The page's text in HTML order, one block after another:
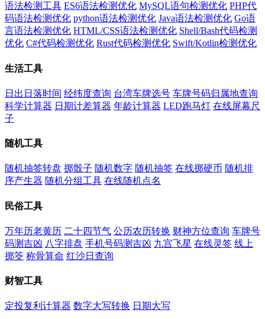
语法检测工具 ES6语法检测优化 MySQL语句检测优化 PHP代
码语法检测优化 python语法检测优化 Java语法检测优化 Go语
言语法检测优化 HTML/CSS语法检测优化 Shell/Bash代码检测
优化 C#代码检测优化 Rust代码检测优化 Swift/Kotlin检测优化
生活工具
日出日落时间 经纬度查询 台湾车牌选号 车牌号码归属地查询
科学计算器 日期计差算器 年龄计算器 LED跑马灯 在线屏幕尺
子
随机工具
随机抽签转盘 掷骰子 随机数字 随机抽签 在线掷硬币 随机排
序产生器 随机分组工具 在线随机点名
民俗工具
万年历老黄历 二十四节气 公历农历转换 财神方位查询 车牌号
码测吉凶 八字排盘 手机号码测吉凶 九宫飞星 在线灵签 线上
掷筊 称骨算命 红沙日查询
财智工具
定投复利计算器 数字大写转换 日期大写